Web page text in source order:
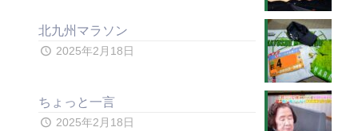
北九州マラソン
2025年2月18日
ちょっと一言
2025年2月18日